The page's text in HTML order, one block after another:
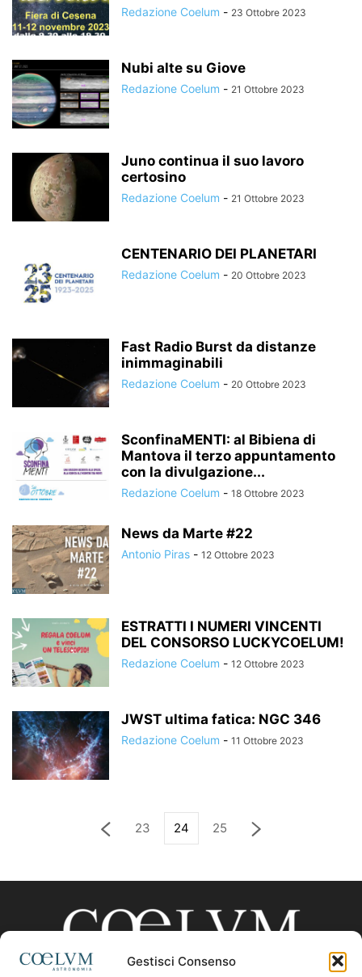
Gestisci Consenso
Redazione Coelum - 23 Ottobre 2023
Nubi alte su Giove
Redazione Coelum - 21 Ottobre 2023
Juno continua il suo lavoro
certosino
Redazione Coelum - 21 Ottobre 2023
CENTENARIO DEI PLANETARI
Redazione Coelum - 20 Ottobre 2023
Fast Radio Burst da distanze
inimmaginabili
Redazione Coelum - 20 Ottobre 2023
SconfinaMENTI: al Bibiena di
Mantova il terzo appuntamento
con la divulgazione...
Redazione Coelum - 18 Ottobre 2023
News da Marte #22
Antonio Piras - 12 Ottobre 2023
ESTRATTI I NUMERI VINCENTI
DEL CONSORSO LUCKYCOELUM!
Redazione Coelum - 12 Ottobre 2023
JWST ultima fatica: NGC 346
Redazione Coelum - 11 Ottobre 2023
23 24 25